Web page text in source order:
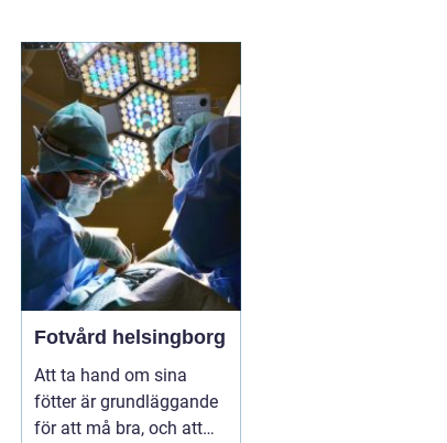
arbeta, må bra och orka
över tid. I Skåne växer
behovet av strukturerad
rehabilitering, smarta
arbetsplatsanalyser och
hållb...
Fotvård helsingborg
Att ta hand om sina
fötter är grundläggande
för att må bra, och att